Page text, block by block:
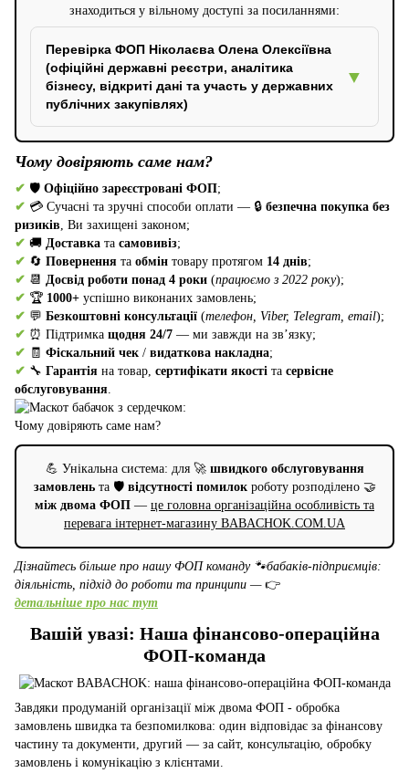
знаходиться у вільному доступі за посиланнями:
Перевірка ФОП Ніколаєва Олена Олексіївна
(офіційні державні реєстри, аналітика
бізнесу, відкриті дані та участь у державних
публічних закупівлях)
▼
Чому довіряють саме нам?
✔ 🛡️ Офіційно зареєстровані ФОП;
✔ 💳 Сучасні та зручні способи оплати — 🔒 безпечна покупка без
ризиків , Ви захищені законом;
✔ 🚚 Доставка та самовивіз;
✔ 🔄 Повернення та обмін товару протягом 14 днів;
✔ 📆 Досвід роботи понад 4 роки (працюємо з 2022 року);
✔ 🏆 1000+ успішно виконаних замовлень;
✔ 💬 Безкоштовні консультації (телефон, Viber, Telegram, email);
✔ ⏰ Підтримка щодня 24/7 — ми завжди на зв’язку;
✔ 🧾 Фіскальний чек / видаткова накладна;
✔ 🔧 Гарантія на товар, сертифікати якості та сервісне
обслуговування
💪 Унікальна система: для 🚀 швидкого обслуговування
замовленьта 🛡️ відсутності помилокроботу розподілено 🤝
між двома ФОП — це головна організаційна особливість та
перевага інтернет-магазину BABACHOK.COM.UA
Дізнайтесь більше про нашу ФОП команду 🐾бабаків-підприємців:
діяльність, підхід до роботи та принципи — 👉
детальніше про нас тут
Вашій увазі: Наша фінансово-операційна
ФОП-команда
Завдяки продуманій організації між двома ФОП - обробка
замовлень швидка та безпомилкова: один відповідає за фінансову
частину та документи, другий — за сайт, консультацію, обробку
замовлень і комунікацію з клієнтами.